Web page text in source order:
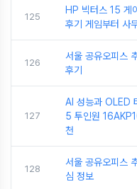
125
HP 빅터스 15
후기 게임부터 사
126
서울 공유오피스
후기
127
AI 성능과 OLED
5 투인원
천
128
서울 공유오피스
심 정보